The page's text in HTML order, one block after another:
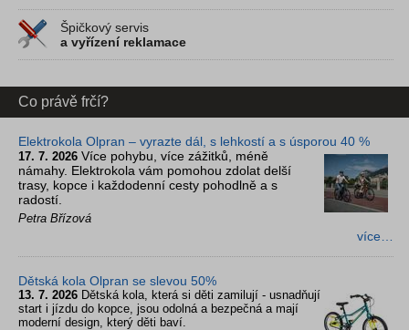
Špičkový servis
a vyřízení reklamace
Co právě frčí?
Elektrokola Olpran – vyrazte dál, s lehkostí a s úsporou 40 %
17. 7. 2026 Více pohybu, více zážitků, méně
námahy. Elektrokola vám pomohou zdolat delší
trasy, kopce i každodenní cesty pohodlně a s
radostí.
Petra Břízová
více…
Dětská kola Olpran se slevou 50%
13. 7. 2026 Dětská kola, která si děti zamilují - usnadňují
start i jízdu do kopce, jsou odolná a bezpečná a mají
moderní design, který děti baví.